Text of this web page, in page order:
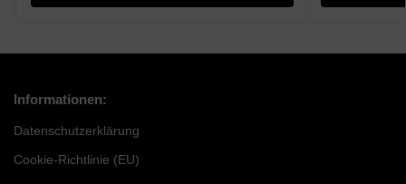
Informationen:
Datenschutzerklärung
Cookie-Richtlinie (EU)